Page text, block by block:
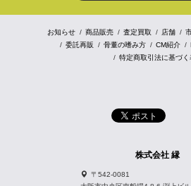
お知らせ 商品販売 査定買取 店舗
委託再販
骨董の嗜み方 CM紹介
特定商取引法に基づく
株式会社 縁
〒542-0081